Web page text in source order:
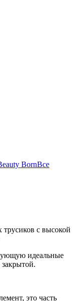
Все
трусиков с высокой
идеальные
это часть